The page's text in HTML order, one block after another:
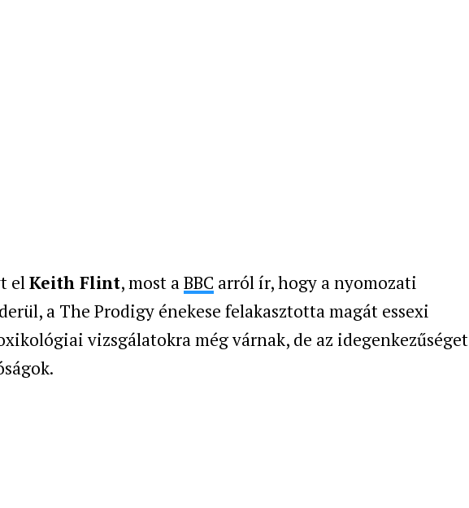
elKeith Flint, most aBBC arról ír, hogy a nyomozati
a The Prodigy énekese felakasztotta magát essexi
vizsgálatokra még várnak, de az idegenkezűséget